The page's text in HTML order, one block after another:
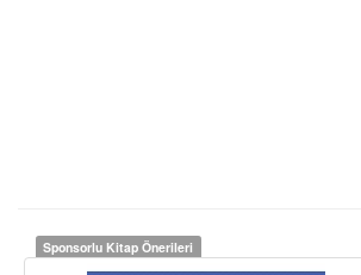
Sponsorlu Kitap Önerileri